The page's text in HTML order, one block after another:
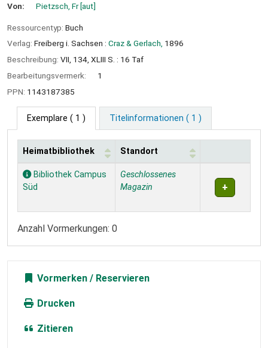
Von: Pietzsch, Fr[aut]
Ressourcentyp: Buch
Verlag: Freiberg i. Sachsen : Craz & Gerlach, 1896
Beschreibung: VII, 134, XLIII S. : 16 Taf
Bearbeitungsvermerk:
1
PPN: 1143187385
Exemplare ( 1 ) Titelinformationen ( 1 )
Exemplare
Heimatbibliothek Standort
Bibliothek Campus
Süd
Geschlossenes
Magazin
Anzahl Vormerkungen: 0
Vormerken
Drucken
Zitieren